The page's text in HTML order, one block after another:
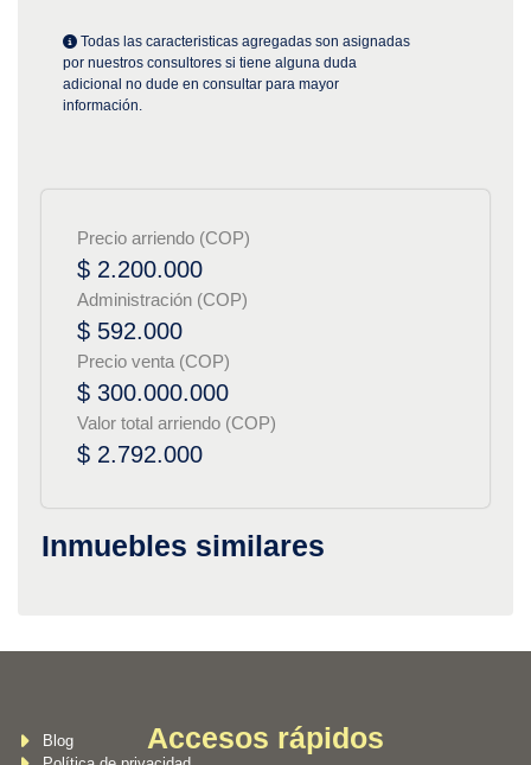
Todas las caracteristicas agregadas son asignadas
por nuestros consultores si tiene alguna duda
adicional no dude en consultar para mayor
información.
Precio arriendo (COP)
$ 2.200.000
Administración (COP)
$ 592.000
Precio venta (COP)
$ 300.000.000
Valor total arriendo (COP)
$ 2.792.000
Inmuebles similares
Accesos rápidos
Blog